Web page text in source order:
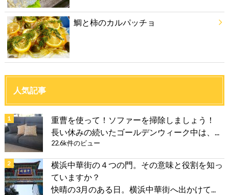
鯛と柿のカルパッチョ
人気記事
重曹を使って！ソファーを掃除しましょう！
長い休みの続いたゴールデンウィーク中は、...
22.6k件のビュー
横浜中華街の４つの門。その意味と役割を知っ
ていますか？
快晴の3月のある日。横浜中華街へ出かけて...